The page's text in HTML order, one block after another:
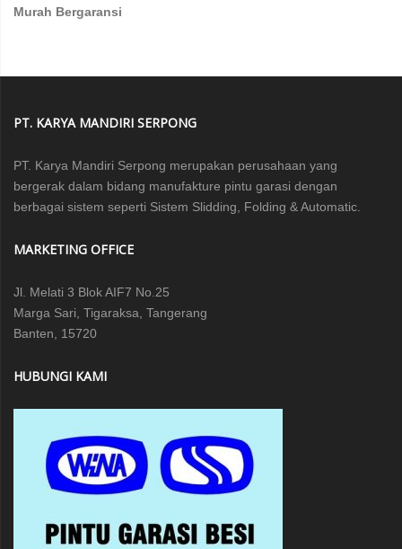
Murah Bergaransi
PT. KARYA MANDIRI SERPONG
PT. Karya Mandiri Serpong merupakan perusahaan yang
bergerak dalam bidang manufakture pintu garasi dengan
berbagai sistem seperti Sistem Slidding, Folding & Automatic.
MARKETING OFFICE
Jl. Melati 3 Blok AIF7 No.25
Marga Sari, Tigaraksa, Tangerang
Banten, 15720
HUBUNGI KAMI